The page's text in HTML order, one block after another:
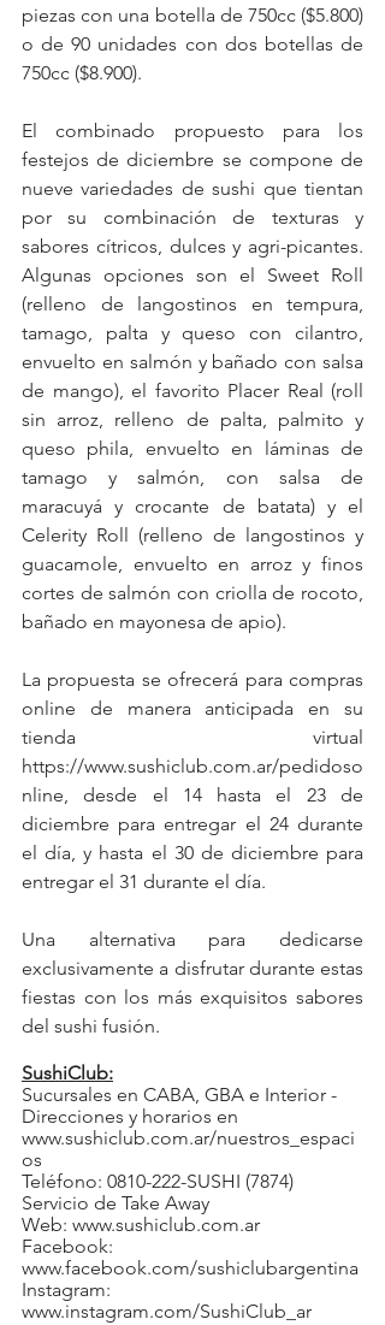
piezas con una botella de 750cc ($5.800)
o de 90 unidades con dos botellas de
750cc ($8.900).
El combinado propuesto para los
festejos de diciembre se compone de
nueve variedades de sushi que tientan
por su combinación de texturas y
sabores cítricos, dulces y agri-picantes.
Algunas opciones son el Sweet Roll
(relleno de langostinos en tempura,
tamago, palta y queso con cilantro,
envuelto en salmón y bañado con salsa
de mango), el favorito Placer Real (roll
sin arroz, relleno de palta, palmito y
queso phila, envuelto en láminas de
tamago y salmón, con salsa de
maracuyá y crocante de batata) y el
Celerity Roll (relleno de langostinos y
guacamole, envuelto en arroz y finos
cortes de salmón con criolla de rocoto,
bañado en mayonesa de apio).
La propuesta se ofrecerá para compras
online de manera anticipada en su
https://www.sushiclub.com.ar/pedidoso
nline, desde el 14 hasta el 23 de
diciembre para entregar el 24 durante
el día, y hasta el 30 de diciembre para
entregar el 31 durante el día.
Una alternativa para dedicarse
exclusivamente a disfrutar durante estas
fiestas con los más exquisitos sabores
del sushi fusión.
SushiClub:
Sucursales en CABA, GBA e Interior -
Direcciones y horarios en
www.sushiclub.com.ar/nuestros_espaci
os
Teléfono: 0810-222-SUSHI (7874)
Servicio de Take Away
Web: www.sushiclub.com.ar
Facebook:
www.facebook.com/sushiclubargentina
Instagram:
www.instagram.com/SushiClub_ar